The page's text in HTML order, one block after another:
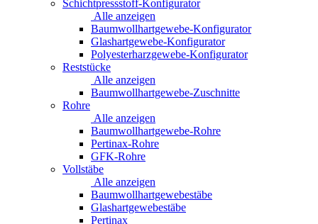
Schichtpressstoff-Konfigurator
Alle anzeigen
Baumwollhartgewebe-Konfigurator
Glashartgewebe-Konfigurator
Polyesterharzgewebe-Konfigurator
Reststücke
Alle anzeigen
Baumwollhartgewebe-Zuschnitte
Rohre
Alle anzeigen
Baumwollhartgewebe-Rohre
Pertinax-Rohre
GFK-Rohre
Vollstäbe
Alle anzeigen
Baumwollhartgewebestäbe
Glashartgewebestäbe
Pertinax